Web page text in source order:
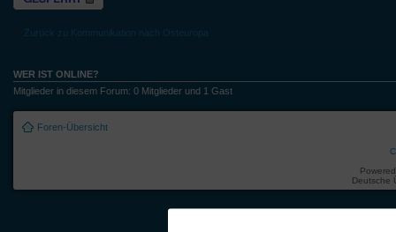
Zurück zu Kommunikation nach Osteuropa
WER IST ONLINE?
Mitglieder in diesem Forum: 0 Mitglieder und 1 Gast
Foren-Übersicht
Deutsche